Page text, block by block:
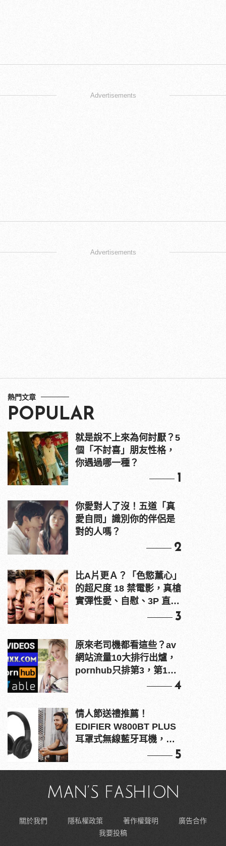
Advertisements
Advertisements
熱門文章
POPULAR
就是說不上來為何討厭？5
個「不討喜」朋友性格，
你遇過哪一種？
1
你愛對人了沒！五道「真
愛自問」識別你的伴侶是
對的人嗎？
2
比A片更Ａ？「色慾薰心」
的超尺度 18 禁電影，真槍
實彈性愛、自慰、3P 直接
3
原來老司機都看這些？av
網站流量10大排行出爐，
pornhub只排第3，第1名
4
情人節送禮推薦！
EDIFIER W800BT PLUS
耳罩式無線藍牙耳機，在
5
關於我們 隱私權政策 著作權聲明
廣告合作
我要投稿